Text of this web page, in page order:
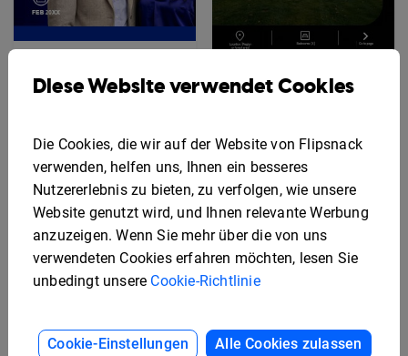
Inhaltskalender
Beispiel für eine
interaktive
Diese Website verwendet Cookies
Die Cookies, die wir auf der Website von Flipsnack
verwenden, helfen uns, Ihnen ein besseres
Nutzererlebnis zu bieten, zu verfolgen, wie unsere
Website genutzt wird, und Ihnen relevante Werbung
anzuzeigen. Wenn Sie mehr über die von uns
verwendeten Cookies erfahren möchten, lesen Sie
unbedingt unsere Cookie-Richtlinie
Cookie-Einstellungen Alle Cookies zulassen